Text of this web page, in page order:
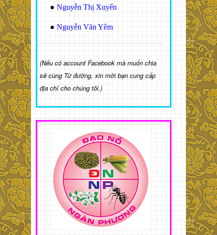
● Nguyễn Thị Xuyến
● Nguyễn Văn Yêm
(Nếu có account Facebook mà muốn chia
sẻ cùng Từ đường, xin mời bạn cung cấp
địa chỉ cho chúng tôi.)